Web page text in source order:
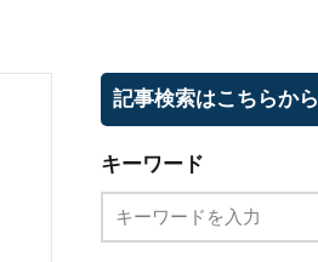
記事検索はこちらから
キーワード